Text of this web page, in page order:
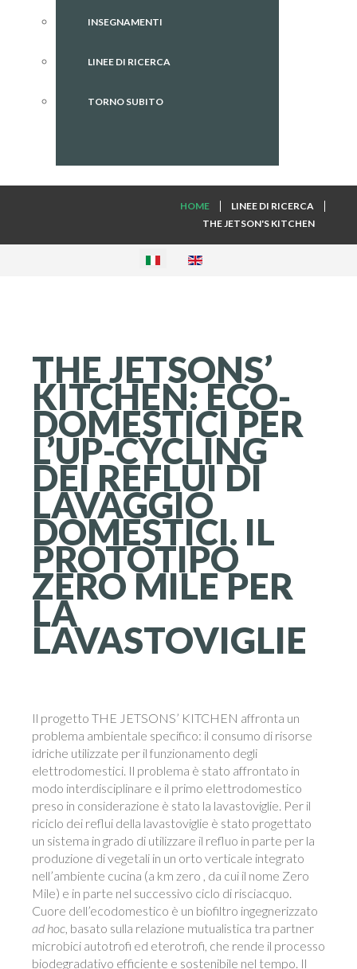
INSEGNAMENTI
LINEE DI RICERCA
TORNO SUBITO
HOME
LINEE DI RICERCA
THE JETSON'S KITCHEN
THE JETSONS’
KITCHEN:ECO-
DOMESTICI PER
L’UP-CYCLING
DEI REFLUI DI
LAVAGGIO
DOMESTICI. IL
PROTOTIPO
ZERO MILEPER
LA
LAVASTOVIGLIE
Il progetto THE JETSONS’ KITCHEN affronta un
problema ambientale specifico: il consumo di risorse
idriche utilizzate per il funzionamento degli
elettrodomestici. Il problema è stato affrontato in
modo interdisciplinare e il primo elettrodomestico
preso in considerazione è stato la lavastoviglie. Per il
riciclo dei reflui della lavastoviglie è stato progettato
un sistema in grado di utilizzare il refluo in parte per la
produzione di vegetali in un orto verticale integrato
nell’ambiente cucina (a km zero , da cui il nome Zero
Mile) e in parte nel successivo ciclo di risciacquo.
Cuore dell’ecodomestico è un biofiltro ingegnerizzato
ad hoc, basato sulla relazione mutualistica tra partner
microbici autotrofi ed eterotrofi, che rende il processo
biodegradativo efficiente e sostenibile nel tempo. Il